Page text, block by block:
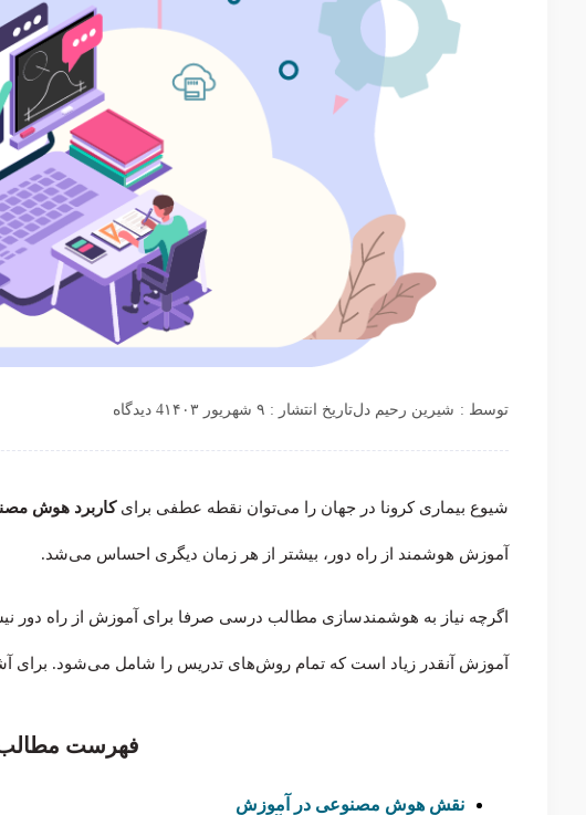
توسط : شیرین رحیم دلتاریخ انتشار : ۹ شهریور ۱۴۰۳ 4 دیدگاه
شیوع بیماری کرونا در جهان را می‌توان نقطه عطفی برایکاربرد هوش
آموزش هوشمند از راه دور، بیشتر از هر زمان دیگری احساس می‌شد.
اگرچه نیاز به هوشمندسازی مطالب درسی صرفا برای آموزش از راه دور
آموزش آنقدر زیاد است که تمام روش‌های تدریس را شامل می‌شود. برای
فهرست
نقش هوش مصنوعی در آموزش